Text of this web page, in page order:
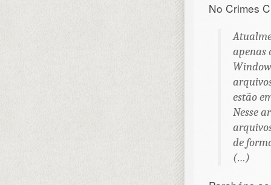
No Crimes
apenas
estão
Nesse
de
(…)